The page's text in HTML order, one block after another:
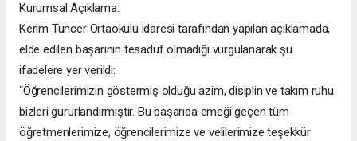
Kurumsal Açıklama:
Kerim Tuncer Ortaokulu idaresi tarafından yapılan açıklamada,
elde edilen başarının tesadüf olmadığı vurgulanarak şu
ifadelere yer verildi:
“Öğrencilerimizin göstermiş olduğu azim, disiplin ve takım ruhu
bizleri gururlandırmıştır. Bu başarıda emeği geçen tüm
öğretmenlerimize, öğrencilerimize ve velilerimize teşekkür